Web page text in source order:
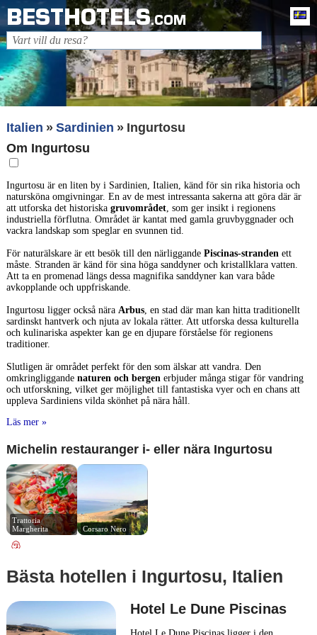
BESTHOTELS.COM
Italien Sardinien
Ingurtosu
Om Ingurtosu
Ingurtosu är en liten by i Sardinien, Italien, känd för sin rika historia och
natursköna omgivningar. En av de mest intressanta sakerna att göra där är
att utforska det historiska gruvområdet, som ger insikt i regionens
industriella förflutna. Området är kantat med gamla gruvbyggnader och
vackra landskap som speglar en svunnen tid.
För naturälskare är ett besök till den närliggande Piscinas-strandenett
måste. Stranden är känd för sina höga sanddyner och kristallklara vatten.
Att ta en promenad längs dessa magnifika sanddyner kan vara både
avkopplande och uppfriskande.
Ingurtosu ligger också nära Arbus, en stad där man kan hitta traditionellt
sardinskt hantverk och njuta av lokala rätter. Att utforska dessa kulturella
och kulinariska aspekter kan ge en djupare förståelse för regionens
traditioner.
Slutligen är området perfekt för den som älskar att vandra. Den
omkringliggande naturen och bergenerbjuder många stigar för vandring
och utforskning, vilket ger möjlighet till fantastiska vyer och en chans att
uppleva Sardiniens vilda skönhet på nära håll.
Läs mer »
Michelin restauranger i- eller nära Ingurtosu
Trattoria
Margherita
Corsaro Nero
Bästa hotellen i Ingurtosu, Italien
Hotel Le Dune Piscinas